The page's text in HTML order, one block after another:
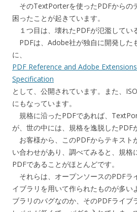
そのTextPorterを使ったPDFからの
困ったことが起きています。
１つ目は、壊れたPDFが氾濫してい
PDFは、Adobe社が独自に開発した
に、
PDF Reference and Adobe
Specification
として、公開されています。また、
にもなっています。
規格に沿ったPDFであれば、
が、世の中には、規格を逸脱したPDF
お客様から、このPDFからテキスト
い合わせがあり、調べてみると、規格
PDFであることがほとんどです。
それらは、オープンソースのPDFラ
イブラリを用いて作られたものが多い
ブラリのバグなのか、そのPDFライブ